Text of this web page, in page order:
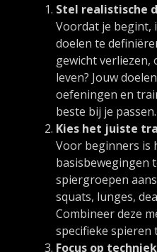
Stel realistische
Voordat je begint,
doelen te
gewicht verliezen,
leven? Jouw
oefeningen en
beste bij je passen.
Kies het juiste
Voor beginners is
basisbewegingen
spiergroepen
squats, lunges,
Combineer deze
specifieke spieren
Focus op techniek